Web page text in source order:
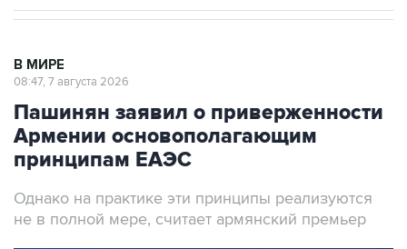
В МИРЕ
08:47, 7 августа 2026
Пашинян заявил о приверженности
Армении основополагающим
принципам ЕАЭС
Однако на практике эти принципы реализуются
не в полной мере, считает армянский премьер